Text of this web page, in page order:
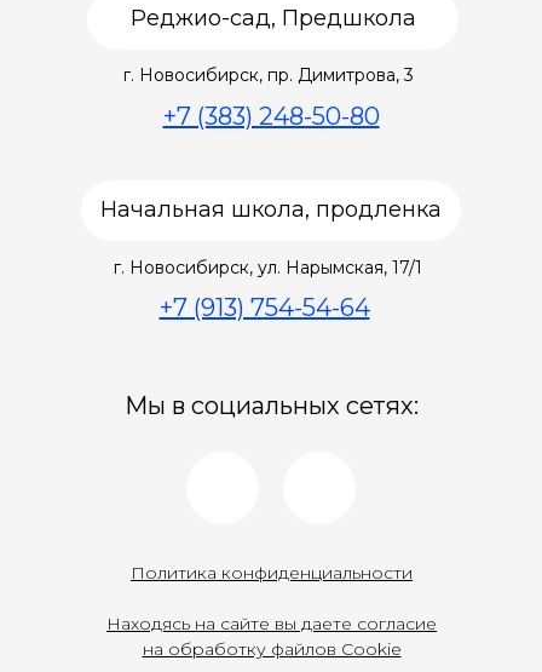
Политика конфиденциальности
Находясь на сайте вы даете согласие
на обработку файлов Cookie
Мы в социальных сетях:
г. Новосибирск, пр. Димитрова, 3
+7 (383) 248-50-80
Реджио-сад, Предшкола
г. Новосибирск, ул. Нарымская, 17/1
+7 (913) 754-54-64
Начальная школа, продленка